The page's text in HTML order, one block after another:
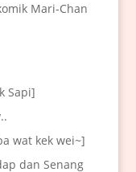
Mari-Chan
Sapi]
wat kek wei~]
dan Senang